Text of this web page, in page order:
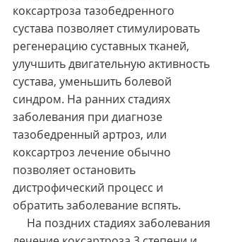
коксартроза тазобедренного
сустава позволяет стимулировать
регенерацию суставных тканей,
улучшить двигательную активность
сустава, уменьшить болевой
синдром. На ранних стадиях
заболевания при диагнозе
тазобедренный артроз, или
коксартроз лечение обычно
позволяет остановить
дистрофический процесс и
обратить заболевание вспять.